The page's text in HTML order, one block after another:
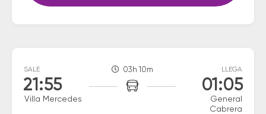
SALE
21:55
Villa Mercedes
03h 10m LLEGA
01:05
General
Cabrera